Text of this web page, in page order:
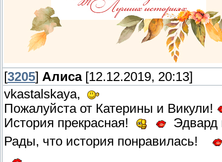
[3205] Алиса[12.12.2019, 20:13]
vkastalskaya,
Пожалуйста от Катерины и Викули!
История прекрасная!
Эдвард
Рады, что история понравилась!